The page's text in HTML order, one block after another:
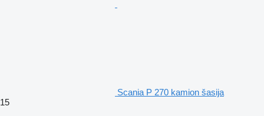
Scania P 270 kamion šasija
15